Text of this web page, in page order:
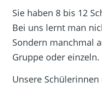
Sie haben 8 bis 12
Bei uns lernt man
Sondern manchmal
Gruppe oder einzeln.
Unsere